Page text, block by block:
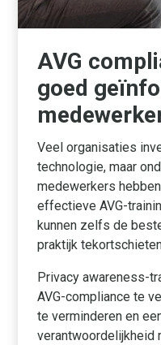
AVG
goed
Veel organisaties
technologie, maar
medewerkers
effectieve AVG-
kunnen zelfs de
praktijk
Privacy awareness-
AVG-compliance te
te verminderen en
verantwoordelijkheid